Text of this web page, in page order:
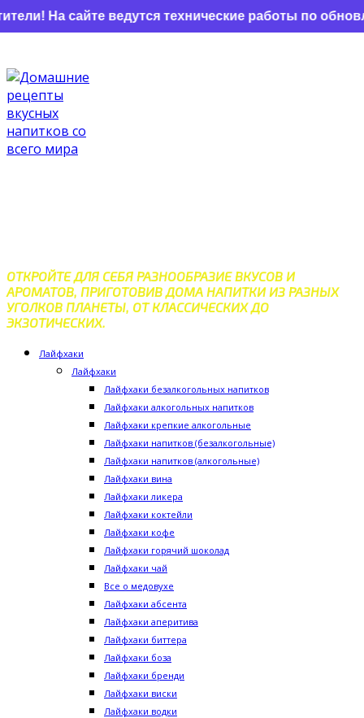
Перейти
к
контенту
ОТКРОЙТЕ ДЛЯ СЕБЯ РАЗНООБРАЗИЕ ВКУСОВ И
АРОМАТОВ, ПРИГОТОВИВ ДОМА НАПИТКИ ИЗ РАЗНЫХ
УГОЛКОВ ПЛАНЕТЫ, ОТ КЛАССИЧЕСКИХ ДО
ЭКЗОТИЧЕСКИХ.
Лайфхаки
Лайфхаки
Лайфхаки безалкогольных напитков
Лайфхаки алкогольных напитков
Лайфхаки крепкие алкогольные
Лайфхаки напитков (безалкогольные)
Лайфхаки напитков (алкогольные)
Лайфхаки вина
Лайфхаки ликера
Лайфхаки коктейли
Лайфхаки кофе
Лайфхаки горячий шоколад
Лайфхаки чай
Все о медовухе
Лайфхаки абсента
Лайфхаки аперитива
Лайфхаки биттера
Лайфхаки боза
Лайфхаки бренди
Лайфхаки виски
Лайфхаки водки
На сайте ведутся технические работы по